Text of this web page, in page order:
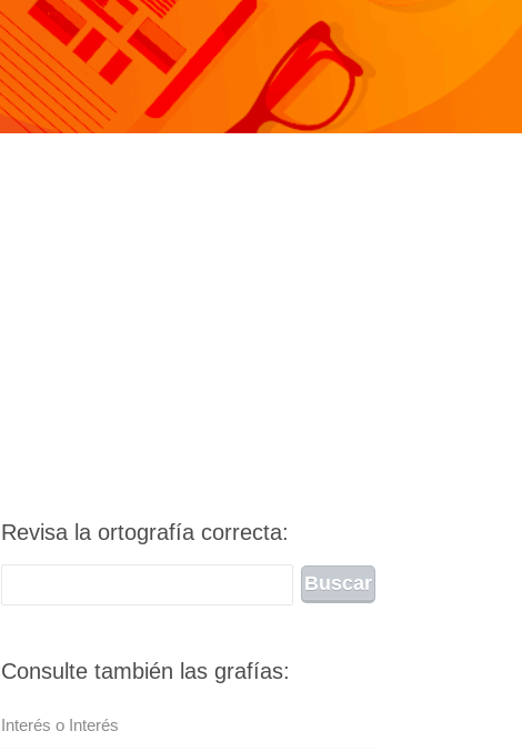
Revisa la ortografía correcta:
Consulte también las grafías:
Interés o Interés